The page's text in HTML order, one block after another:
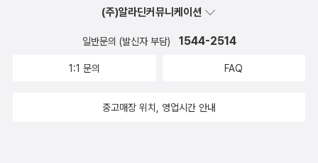
점차 높아지고 있다. 텍스트보다 훨씬 강렬한 인상을 줄 수 있는 것은
식적으로 혹은 맹목적으로 상품이나 제품들을 수용하게 된다. 코카콜
라는 빨강을 위해 목숨을 건다. 비수기인 겨울에 콜라를 팔기위해 현
감탄보다는 공포를 느낀다. 그 어떤 종교보다도 우리는 전도력이 강
을 들을 수 있다고 한다. 호프와 웰치라는 연구자들에 따르면 미국과
캐나다 그리고 유럽의 성인 중 절반 이상이 위 질문에 ‘청색을 가장 선
미하는지 탐구해 볼 가치가 충분하다는 것을 느낀다. 색채에 대한 연
주 쇠라에 의해 진지하게 탐구된 바 있다. 하지만 우리나라에서 아직
(주)알라딘커뮤니케이션
일반문의 (발신자 부담) 1544-2514
1:1 문의 FAQ
중고매장 위치, 영업시간 안내